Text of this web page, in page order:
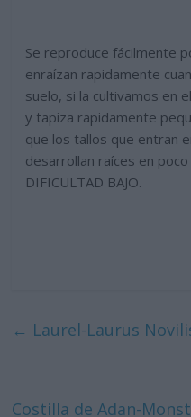
Se reproduce fácilmente
enraízan rapidamente
suelo, si la cultivamos en
y tapiza rapidamente
que los tallos que entran
desarrollan raíces en
DIFICULTAD BAJO.
← Laurel-Laurus
Costilla de Adan-